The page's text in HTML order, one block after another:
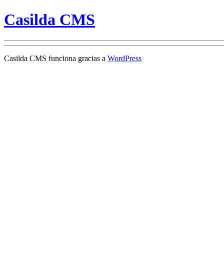
Casilda CMS
Casilda CMS funciona gracias a WordPress